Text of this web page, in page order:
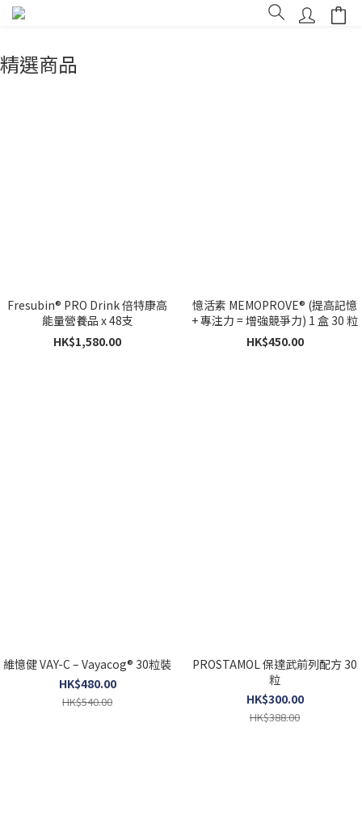
精選商品
Fresubin® PRO Drink 倍特康高
能量營養品 x 48支
HK$1,580.00
憶活素 MEMOPROVE® (提高記憶
+ 專注力 = 增強競爭力) 1 盒 30 粒
HK$450.00
維憶健 VAY-C – Vayacog® 30粒裝
HK$480.00
HK$540.00
PROSTAMOL 保達武前列配方 30
粒
HK$300.00
HK$388.00